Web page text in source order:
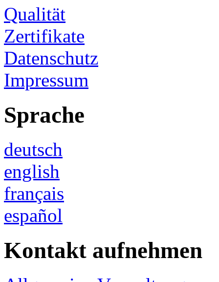
Qualität
Zertifikate
Datenschutz
Impressum
Sprache
deutsch
english
français
español
Kontakt aufnehmen